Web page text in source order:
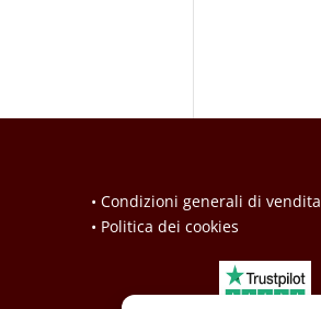
• Condizioni generali di vendita
• Politica dei cookies